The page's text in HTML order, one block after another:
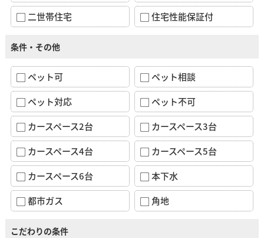
二世帯住宅
住宅性能保証付
条件・その他
ペット可
ペット相談
ペット対応
ペット不可
カースペース2台
カースペース3台
カースペース4台
カースペース5台
カースペース6台
本下水
都市ガス
角地
こだわりの条件